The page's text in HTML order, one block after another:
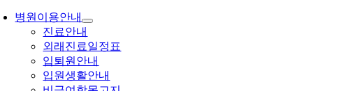
병원이용안내
진료안내
외래진료일정표
입퇴원안내
입원생활안내